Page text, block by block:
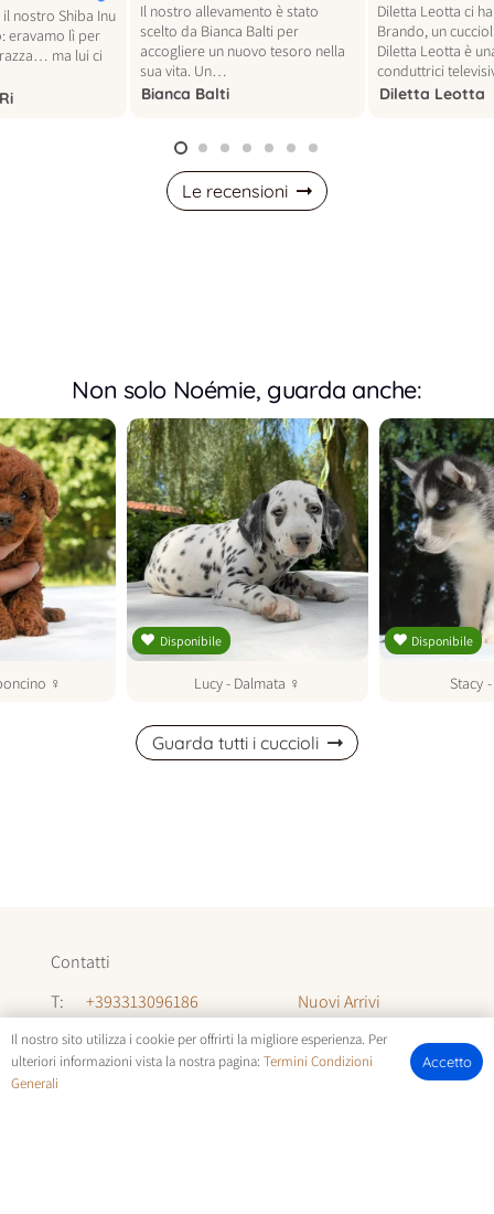
nostro Shiba Inu
eravamo lì per
ma lui ci
Il nostro allevamento è stato
scelto da Bianca Balti per
accogliere un nuovo tesoro nella
sua vita. Un…
Bianca Balti
Diletta Leotta ci
Brando, un
Diletta Leotta è
conduttrici
Diletta Leotta
Le recensioni
Non solo Noémie, guarda anche:
♀
Disponibile
Lucy- Dalmata ♀
Disponibile
Stacy -
Guarda tutti i cuccioli
Contatti
T:
+393313096186
T:
+393294142035
E:
Nuovi Arrivi
Informazioni
Chi Siamo
Il nostro sito utilizza i cookie per offrirti la migliore esperienza. Per
ulteriori informazioni vista la nostra pagina: Termini Condizioni
Generali
Accetto